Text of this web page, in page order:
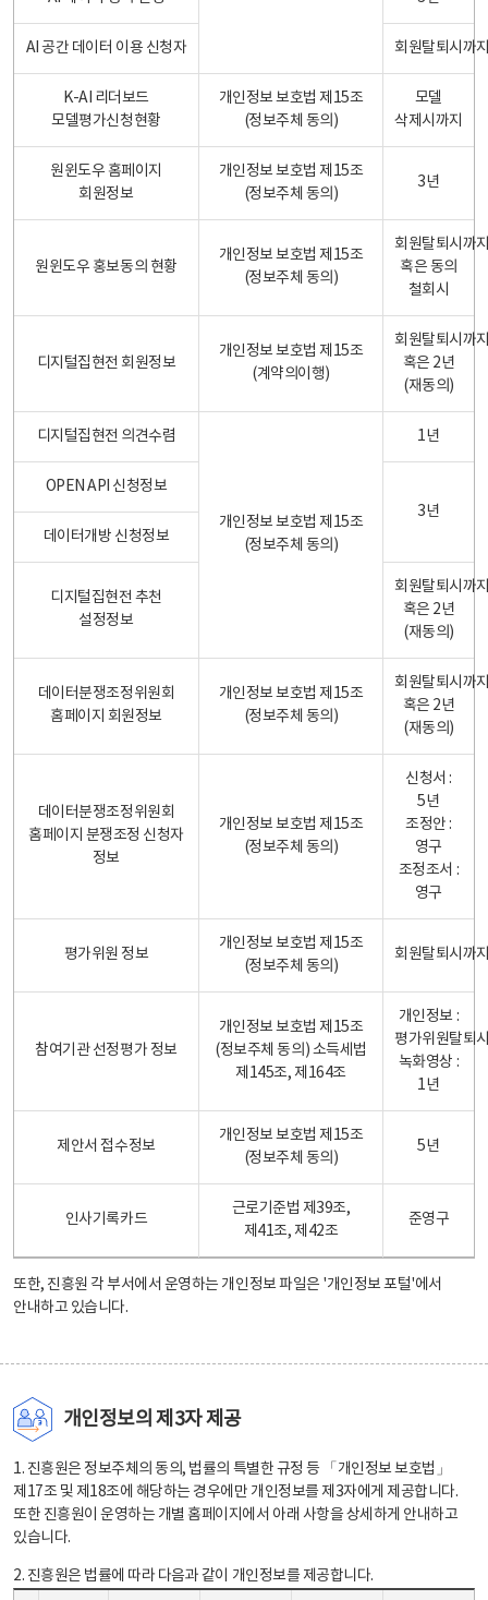
AI 공간 데이터 이용 신청자 회원탈퇴시까
K-AI 리더보드
모델평가신청현황
개인정보 보호법 제15조
(정보주체 동의)
모델
삭제시까지
원윈도우 홈페이지
회원정보
개인정보 보호법 제15조
(정보주체 동의)
3년
원윈도우 홍보동의 현황
개인정보 보호법 제15조
(정보주체 동의)
회원탈퇴시까
혹은 동의
철회시
디지털집현전 회원정보
개인정보 보호법 제15조
(계약의이행)
회원탈퇴시까
혹은 2년
(재동의)
디지털집현전 의견수렴
개인정보 보호법 제15조
(정보주체 동의)
1년
OPEN API 신청정보
3년
데이터개방 신청정보
디지털집현전 추천
설정정보
회원탈퇴시까
혹은 2년
(재동의)
데이터분쟁조정위원회
홈페이지 회원정보
개인정보 보호법 제15조
(정보주체 동의)
회원탈퇴시까
혹은 2년
(재동의)
데이터분쟁조정위원회
홈페이지 분쟁조정 신청자
정보
개인정보 보호법 제15조
(정보주체 동의)
신청서 :
5년
조정안 :
영구
조정조서 :
영구
평가위원 정보
개인정보 보호법 제15조
(정보주체 동의)
회원탈퇴시까
참여기관 선정평가 정보
개인정보 보호법 제15조
(정보주체 동의) 소득세법
제145조, 제164조
개인정보 :
평가위원탈퇴
녹화영상 :
1년
제안서 접수정보
개인정보 보호법 제15조
(정보주체 동의)
5년
인사기록카드
근로기준법 제39조,
제41조, 제42조
준영구
또한, 진흥원 각 부서에서 운영하는 개인정보 파일은 '개인정보 포털'에서
안내하고 있습니다.
개인정보의 제3자 제공
1. 진흥원은 정보주체의 동의, 법률의 특별한 규정 등 「개인정보 보호법」
제17조 및 제18조에 해당하는 경우에만 개인정보를 제3자에게 제공합니다.
또한 진흥원이 운영하는 개별 홈페이지에서 아래 사항을 상세하게 안내하고
있습니다.
2. 진흥원은 법률에 따라 다음과 같이 개인정보를 제공합니다.